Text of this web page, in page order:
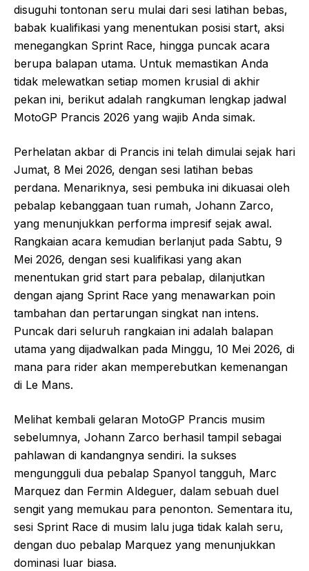
disuguhi tontonan seru mulai dari sesi latihan bebas,
babak kualifikasi yang menentukan posisi start, aksi
menegangkan Sprint Race, hingga puncak acara
berupa balapan utama. Untuk memastikan Anda
tidak melewatkan setiap momen krusial di akhir
pekan ini, berikut adalah rangkuman lengkap jadwal
MotoGP Prancis 2026 yang wajib Anda simak.
Perhelatan akbar di Prancis ini telah dimulai sejak hari
Jumat, 8 Mei 2026, dengan sesi latihan bebas
perdana. Menariknya, sesi pembuka ini dikuasai oleh
pebalap kebanggaan tuan rumah, Johann Zarco,
yang menunjukkan performa impresif sejak awal.
Rangkaian acara kemudian berlanjut pada Sabtu, 9
Mei 2026, dengan sesi kualifikasi yang akan
menentukan grid start para pebalap, dilanjutkan
dengan ajang Sprint Race yang menawarkan poin
tambahan dan pertarungan singkat nan intens.
Puncak dari seluruh rangkaian ini adalah balapan
utama yang dijadwalkan pada Minggu, 10 Mei 2026, di
mana para rider akan memperebutkan kemenangan
di Le Mans.
Melihat kembali gelaran MotoGP Prancis musim
sebelumnya, Johann Zarco berhasil tampil sebagai
pahlawan di kandangnya sendiri. Ia sukses
mengungguli dua pebalap Spanyol tangguh, Marc
Marquez dan Fermin Aldeguer, dalam sebuah duel
sengit yang memukau para penonton. Sementara itu,
sesi Sprint Race di musim lalu juga tidak kalah seru,
dengan duo pebalap Marquez yang menunjukkan
dominasi luar biasa.